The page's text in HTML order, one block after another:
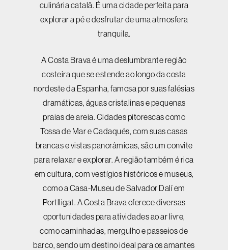
culinária catalã. É uma cidade perfeita para
explorar a pé e desfrutar de uma atmosfera
tranquila.
A Costa Brava é uma deslumbrante região
costeira que se estende ao longo da costa
nordeste da Espanha, famosa por suas falésias
dramáticas, águas cristalinas e pequenas
praias de areia. Cidades pitorescas como
Tossa de Mar e Cadaqués, com suas casas
brancas e vistas panorâmicas, são um convite
para relaxar e explorar. A região também é rica
em cultura, com vestígios históricos e museus,
como a Casa-Museu de Salvador Dalí em
Portlligat. A Costa Brava oferece diversas
oportunidades para atividades ao ar livre,
como caminhadas, mergulho e passeios de
barco, sendo um destino ideal para os amantes